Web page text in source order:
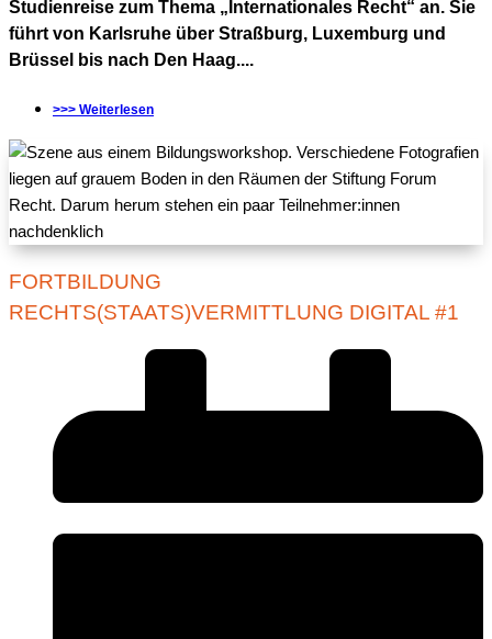
Studienreise zum Thema „Internationales Recht“ an. Sie
führt von Karlsruhe über Straßburg, Luxemburg und
Brüssel bis nach Den Haag....
>>> Weiterlesen
FORTBILDUNG
RECHTS(STAATS)VERMITTLUNG DIGITAL #1